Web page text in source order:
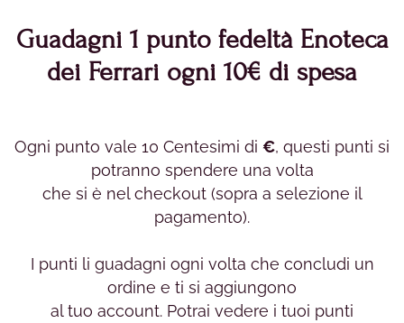
Guadagni 1 punto fedeltà Enoteca
dei Ferrari ogni 10€ di spesa
Ogni punto vale 10 Centesimi di €, questi punti si
potranno spendere una volta
che si è nel checkout (sopra a selezione il
pagamento).
I punti li guadagni ogni volta che concludi un
ordine e ti si aggiungono
al tuo account. Potrai vedere i tuoi punti